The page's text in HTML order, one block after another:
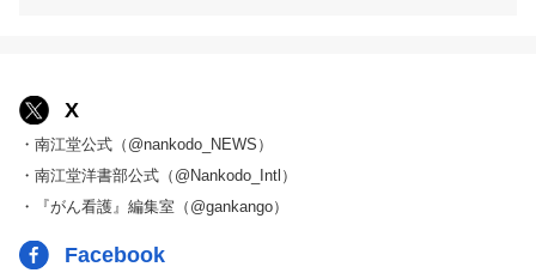
X
・南江堂公式（@nankodo_NEWS）
・南江堂洋書部公式（@Nankodo_Intl）
・『がん看護』編集室（@gankango）
Facebook